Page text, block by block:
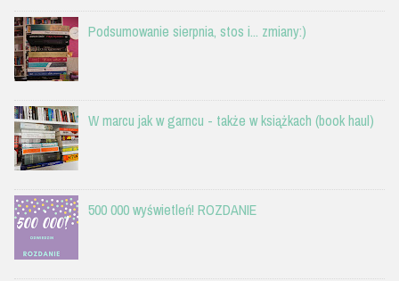
Podsumowanie sierpnia, stos i... zmiany:)
W marcu jak w garncu - także w książkach (book haul)
500 000 wyświetleń! ROZDANIE